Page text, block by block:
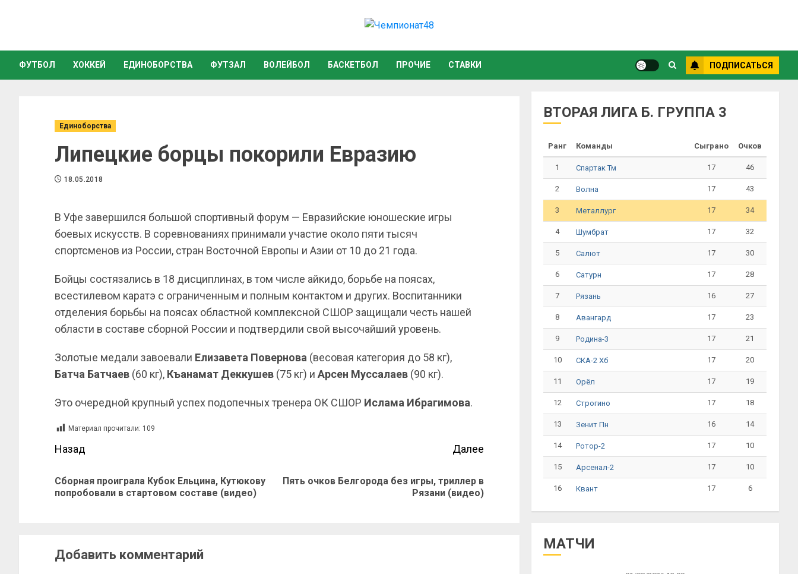
ФУТБОЛ ХОККЕЙ ЕДИНОБОРСТВА ФУТЗАЛ ВОЛЕЙБОЛ БАСКЕТБОЛ ПРОЧИЕ СТАВКИ ПОДПИСАТЬСЯ
Единоборства
Липецкие борцы покорили Евразию
18.05.2018
В Уфе завершился большой спортивный форум — Евразийские юношеские игры
боевых искусств. В соревнованиях принимали участие около пяти тысяч
спортсменов из России, стран Восточной Европы и Азии от 10 до 21 года.
Бойцы состязались в 18 дисциплинах, в том числе айкидо, борьбе на поясах,
всестилевом каратэ с ограниченным и полным контактом и других. Воспитанники
отделения борьбы на поясах областной комплексной СШОР защищали честь нашей
области в составе сборной России и подтвердили свой высочайший уровень.
Золотые медали завоевали Елизавета Повернова (весовая категория до 58 кг),
Батча Батчаев (60 кг), Къанамат Деккушев (75 кг) и Арсен Муссалаев (90 кг).
Это очередной крупный успех подопечных тренера ОК СШОР Ислама Ибрагимова.
Материал прочитали: 109
Назад
Сборная проиграла Кубок Ельцина, Кутюкову
попробовали в стартовом составе (видео)
Далее
Пять очков Белгорода без игры, триллер в
Рязани (видео)
Добавить комментарий
ВТОРАЯ ЛИГА Б. ГРУППА 3
Ранг Команды Сыграно Очков
1 Спартак Тм 17 46
2 Волна 17 43
3 Металлург 17 34
4 Шумбрат 17 32
5 Салют 17 30
6 Сатурн 17 28
7 Рязань 16 27
8 Авангард 17 23
9 Родина-3 17 21
10 СКА-2 Хб 17 20
11 Орёл 17 19
12 Строгино 17 18
13 Зенит Пн 16 14
14 Ротор-2 17 10
15 Арсенал-2 17 10
16 Квант 17 6
МАТЧИ